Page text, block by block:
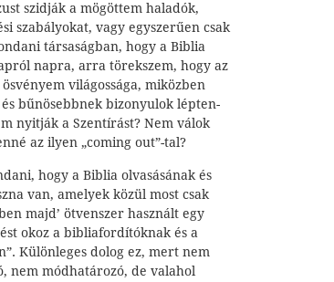
szidják a mögöttem haladók,
szabályokat, vagy egyszerűen csak
társaságban, hogy a Biblia
napra, arra törekszem, hogy az
világossága, miközben
bűnösebbnek bizonyulok lépten-
nyitják a Szentírást? Nem válok
az ilyen „coming out”-tal?
hogy a Biblia olvasásának és
van, amelyek közül most csak
majd’ ötvenszer használt egy
okoz a bibliafordítóknak és a
Különleges dolog ez, mert nem
nem módhatározó, de valahol